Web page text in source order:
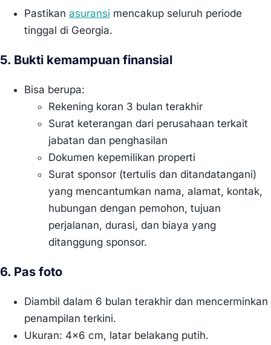
Pastikan asuransi mencakup seluruh periode
tinggal di Georgia.
5. Bukti kemampuan finansial
Bisa berupa:
Rekening koran 3 bulan terakhir
Surat keterangan dari perusahaan terkait
jabatan dan penghasilan
Dokumen kepemilikan properti
Surat sponsor (tertulis dan ditandatangani)
yang mencantumkan nama, alamat, kontak,
hubungan dengan pemohon, tujuan
perjalanan, durasi, dan biaya yang
ditanggung sponsor.
6. Pas foto
Diambil dalam 6 bulan terakhir dan mencerminkan
penampilan terkini.
Ukuran: 4×6 cm, latar belakang putih.